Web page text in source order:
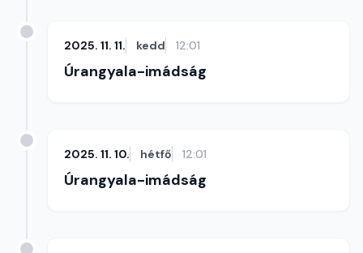
2025. 11. 11. kedd 12:01
Úrangyala-imádság
2025. 11. 10. hétfő 12:01
Úrangyala-imádság